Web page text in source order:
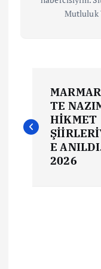
Mutluluk
TE
HİKMET
E
2026